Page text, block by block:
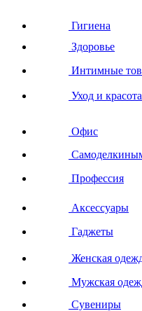
Гигиена
Здоровье
Интимные
Уход и красота
Офис
Профессия
Аксессуары
Гаджеты
Женская
Мужская
Сувениры